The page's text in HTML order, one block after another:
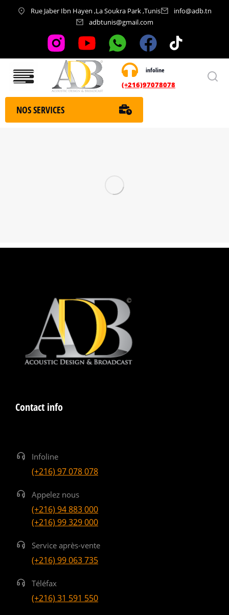
Rue Jaber Ibn Hayen ,La Soukra Park ,Tunis
info@adb.tn
adbtunis@gmail.com
infoline
(+216)97078078
Nos services
NOS SERVICES
Contact info
Infoline
(+216) 97 078 078
Appelez nous
(+216) 94 883 000
(+216) 99 329 000
Service après-vente
(+216) 99 063 735
Téléfax
(+216) 31 591 550